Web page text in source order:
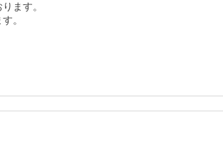
ます。
。